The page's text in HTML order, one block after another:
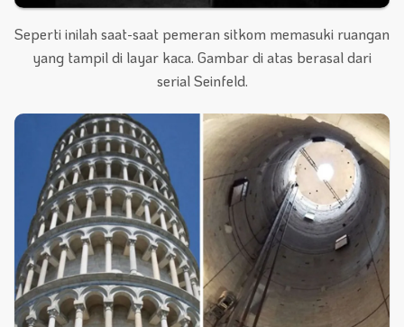
Seperti inilah saat-saat pemeran sitkom memasuki ruangan
yang tampil di layar kaca. Gambar di atas berasal dari
serial Seinfeld.